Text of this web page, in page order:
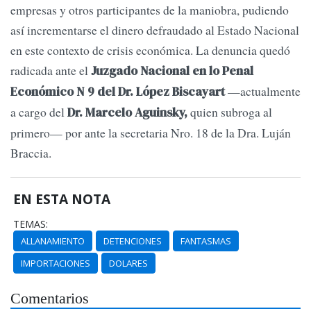
empresas y otros participantes de la maniobra, pudiendo
así incrementarse el dinero defraudado al Estado Nacional
en este contexto de crisis económica. La denuncia quedó
radicada ante elJuzgado Nacional en lo Penal
Económico N 9 del Dr. López Biscayart—actualmente
a cargo delDr. Marcelo Aguinsky,quien subroga al
primero— por ante la secretaria Nro. 18 de la Dra. Luján
Braccia.
EN ESTA NOTA
TEMAS:
ALLANAMIENTO DETENCIONES
FANTASMAS
IMPORTACIONES
DOLARES
Comentarios